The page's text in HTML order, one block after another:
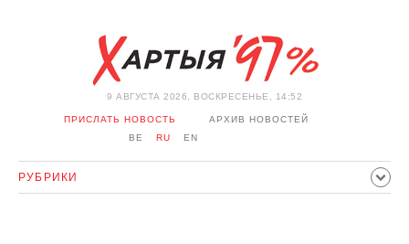
9 АВГУСТА 2026, ВОСКРЕСЕНЬЕ, 14:52
ПРИСЛАТЬ НОВОСТЬ
АРХИВ НОВОСТЕЙ
BE
RU EN
РУБРИКИ